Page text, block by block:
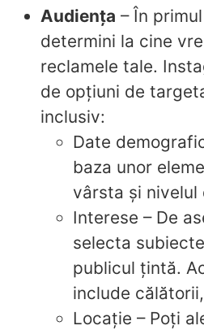
Audiența – În
determini la cine
reclamele tale.
de opțiuni de
inclusiv:
Date
baza unor
vârsta și nivelul
Interese – De
selecta
publicul țintă.
include
Locație – Poți